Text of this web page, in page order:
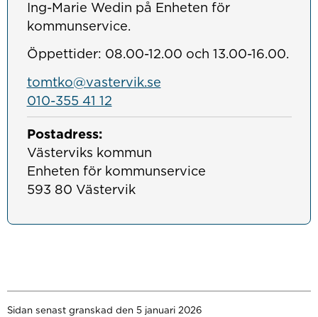
Ing-Marie Wedin på Enheten för
kommunservice.
Öppettider: 08.00-12.00 och 13.00-16.00.
tomtko@vastervik.se
010-355 41 12
Postadress:
Västerviks kommun
Enheten för kommunservice
593 80 Västervik
Sidan senast granskad den 5 januari 2026